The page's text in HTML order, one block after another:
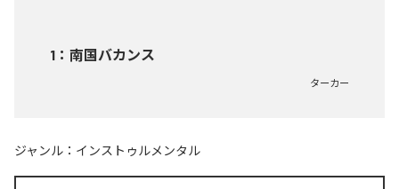
1 ： 南国バカンス
ターカー
ジャンル： インストゥルメンタル